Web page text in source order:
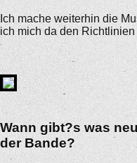
Ich mache weiterhin die
ich mich da den
Wann gibt?s was
der Bande?